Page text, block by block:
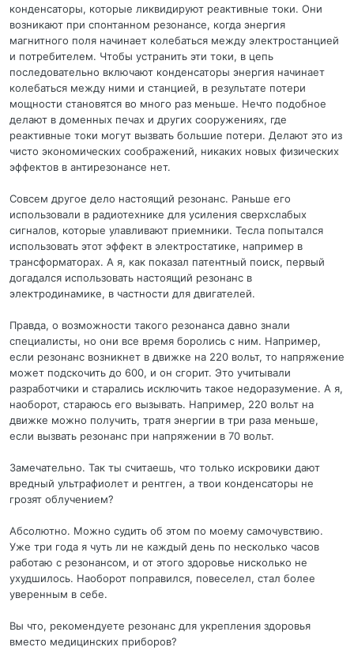
конденсаторы, которые ликвидируют реактивные токи. Они
возникают при спонтанном резонансе, когда энергия
магнитного поля начинает колебаться между электростанцией
и потребителем. Чтобы устранить эти токи, в цепь
последовательно включают конденсаторы энергия начинает
колебаться между ними и станцией, в результате потери
мощности становятся во много раз меньше. Нечто подобное
делают в доменных печах и других сооружениях, где
реактивные токи могут вызвать большие потери. Делают это из
чисто экономических соображений, никаких новых физических
эффектов в антирезонансе нет.
Совсем другое дело настоящий резонанс. Раньше его
использовали в радиотехнике для усиления сверхслабых
сигналов, которые улавливают приемники. Тесла попытался
использовать этот эффект в электростатике, например в
трансформаторах. А я, как показал патентный поиск, первый
догадался использовать настоящий резонанс в
электродинамике, в частности для двигателей.
Правда, о возможности такого резонанса давно знали
специалисты, но они все время боролись с ним. Например,
если резонанс возникнет в движке на 220 вольт, то напряжение
может подскочить до 600, и он сгорит. Это учитывали
разработчики и старались исключить такое недоразумение. А я,
наоборот, стараюсь его вызывать. Например, 220 вольт на
движке можно получить, тратя энергии в три раза меньше,
если вызвать резонанс при напряжении в 70 вольт.
Замечательно. Так ты считаешь, что только искровики дают
вредный ультрафиолет и рентген, а твои конденсаторы не
грозят облучением?
Абсолютно. Можно судить об этом по моему самочувствию.
Уже три года я чуть ли не каждый день по несколько часов
работаю с резонансом, и от этого здоровье нисколько не
ухудшилось. Наоборот поправился, повеселел, стал более
уверенным в себе.
Вы что, рекомендуете резонанс для укрепления здоровья
вместо медицинских приборов?